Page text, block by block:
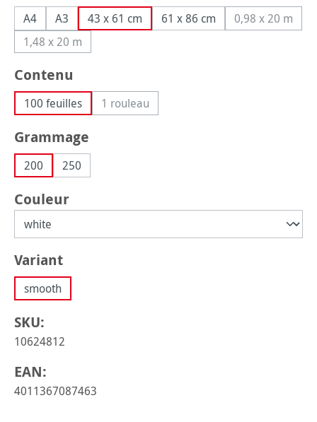
A4 A3 43 x 61 cm 61 x 86 cm 0,98 x 20 m
(Cette
1,48 x 20 m(Cette option n'est pas disponible pour le moment.)
Sélectionnez
Contenu
100 feuilles 1 rouleau(Cette option n'est pas disponible pour le
Sélectionnez
Grammage
200 250
Sélectionnez
Couleur
Sélectionnez
Variant
smooth
SKU:
10624812
EAN:
4011367087463